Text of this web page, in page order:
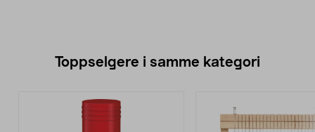
Toppselgere i samme kategori